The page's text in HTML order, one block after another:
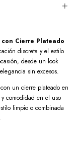
Cierre Plateado
discreta y el estilo
desde un look
sin excesos.
un cierre plateado en
comodidad en el uso
limpio o combinada